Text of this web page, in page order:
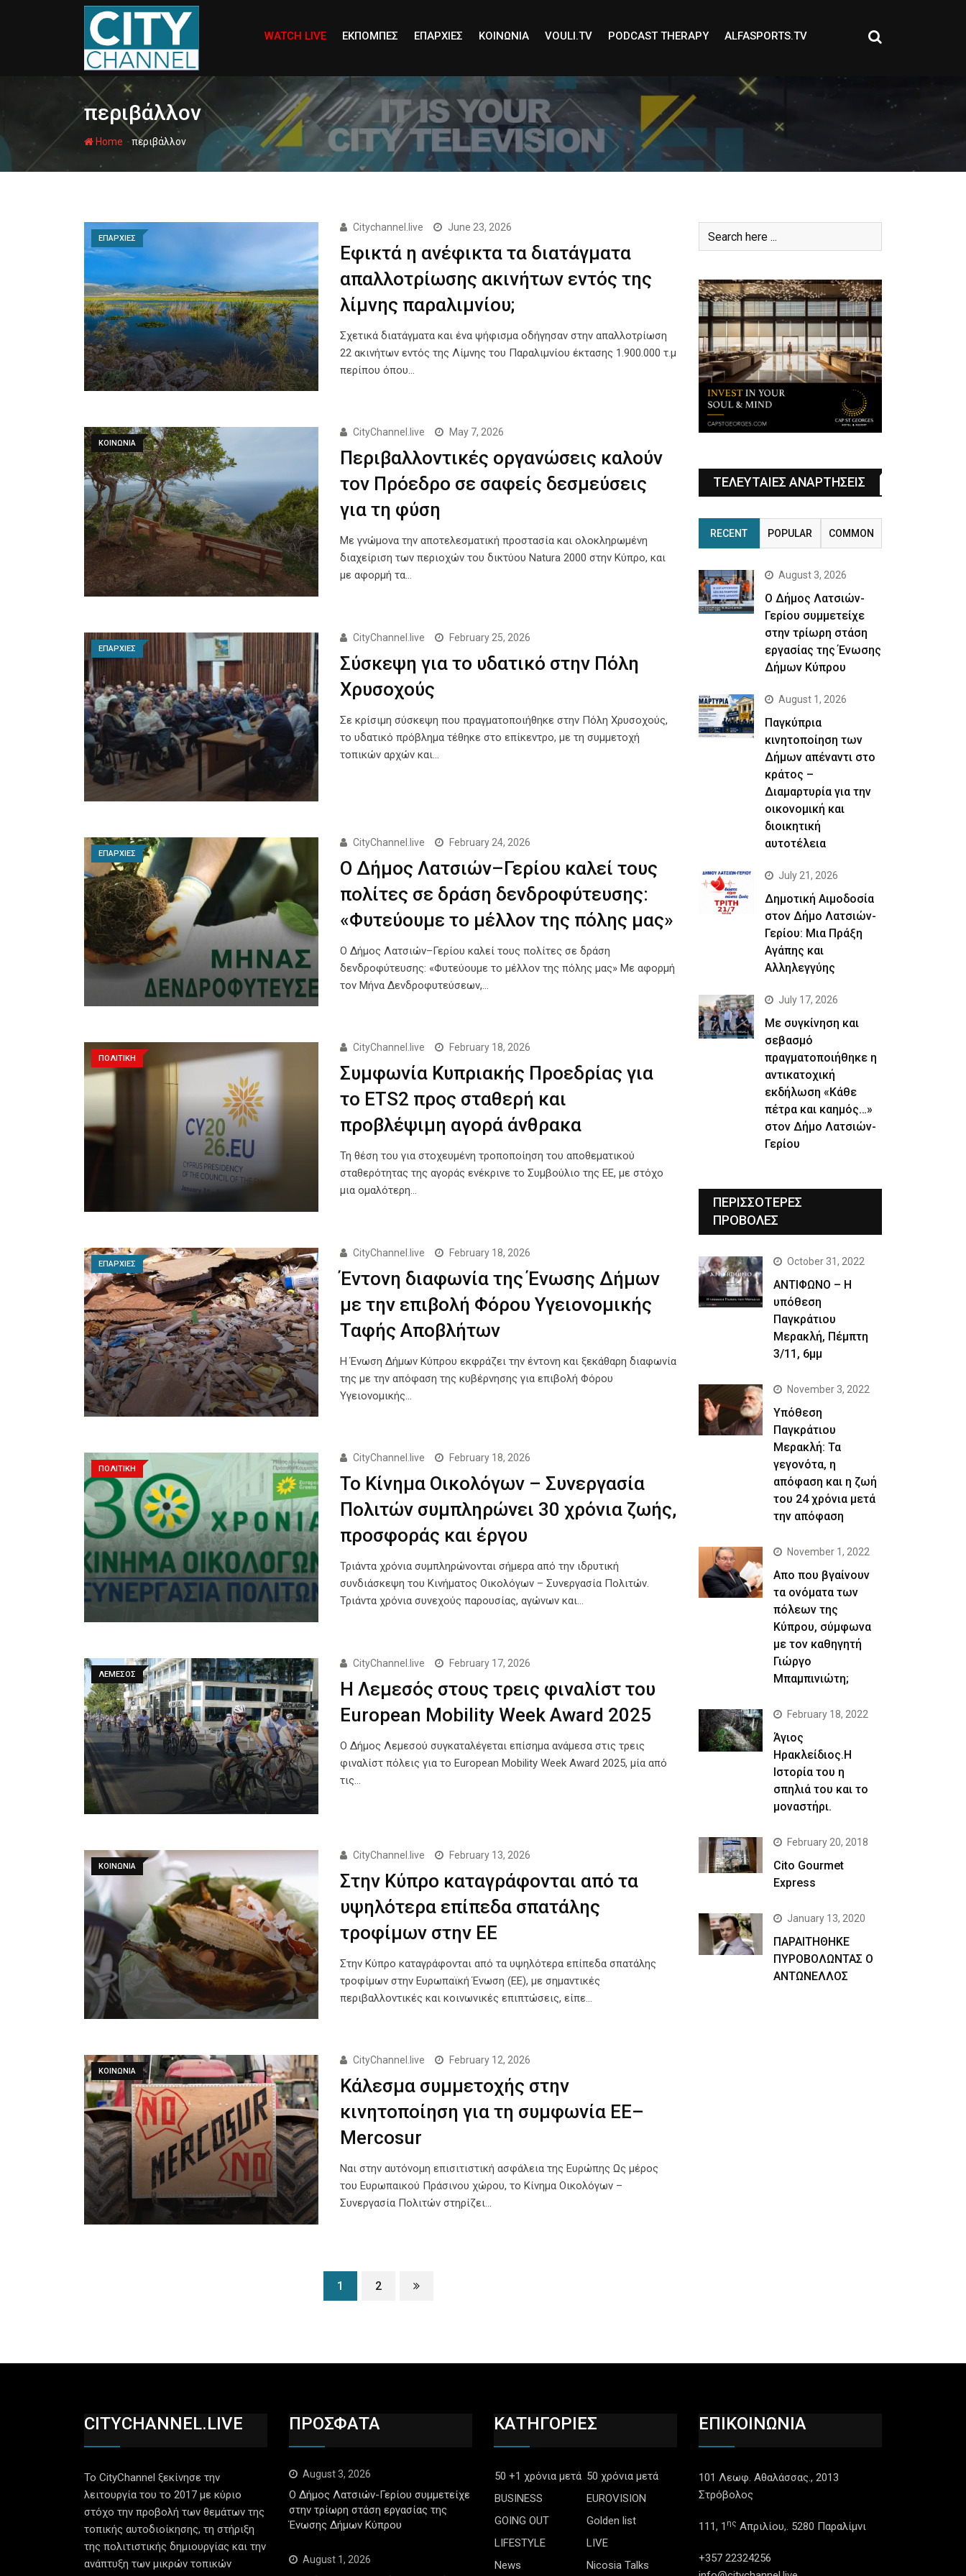
WATCH LIVE ΕΚΠΟΜΠΕΣ ΕΠΑΡΧΙΕΣ ΚΟΙΝΩΝΙΑ VOULI.TV PODCAST THERAPY ALFASPORTS.TV
περιβάλλον
Home -περιβάλλον
ΕΠΑΡΧΙΕΣ
Citychannel.live June 23, 2026
Εφικτά η ανέφικτα τα διατάγματα
απαλλοτρίωσης ακινήτων εντός της
λίμνης παραλιμνίου;
Σχετικά διατάγματα και ένα ψήφισμα οδήγησαν στην απαλλοτρίωση
22 ακινήτων εντός της Λίμνης του Παραλιμνίου έκτασης 1.900.000 τ.μ
περίπου όπου…
ΚΟΙΝΩΝΙΑ
CityChannel.live May 7, 2026
Περιβαλλοντικές οργανώσεις καλούν
τον Πρόεδρο σε σαφείς δεσμεύσεις
για τη φύση
Με γνώμονα την αποτελεσματική προστασία και ολοκληρωμένη
διαχείριση των περιοχών του δικτύου Natura 2000 στην Κύπρο, και
με αφορμή τα…
ΕΠΑΡΧΙΕΣ
CityChannel.live February 25, 2026
Σύσκεψη για το υδατικό στην Πόλη
Χρυσοχούς
Σε κρίσιμη σύσκεψη που πραγματοποιήθηκε στην Πόλη Χρυσοχούς,
το υδατικό πρόβλημα τέθηκε στο επίκεντρο, με τη συμμετοχή
τοπικών αρχών και…
ΕΠΑΡΧΙΕΣ
CityChannel.live February 24, 2026
Ο Δήμος Λατσιών–Γερίου καλεί τους
πολίτες σε δράση δενδροφύτευσης:
«Φυτεύουμε το μέλλον της πόλης μας»
Ο Δήμος Λατσιών–Γερίου καλεί τους πολίτες σε δράση
δενδροφύτευσης: «Φυτεύουμε το μέλλον της πόλης μας» Με αφορμή
τον Μήνα Δενδροφυτεύσεων,…
ΠΟΛΙΤΙΚΗ
CityChannel.live February 18, 2026
Συμφωνία Κυπριακής Προεδρίας για
το ETS2 προς σταθερή και
προβλέψιμη αγορά άνθρακα
Τη θέση του για στοχευμένη τροποποίηση του αποθεματικού
σταθερότητας της αγοράς ενέκρινε το Συμβούλιο της ΕΕ, με στόχο
μια ομαλότερη…
ΕΠΑΡΧΙΕΣ
CityChannel.live February 18, 2026
Έντονη διαφωνία της Ένωσης Δήμων
με την επιβολή Φόρου Υγειονομικής
Ταφής Αποβλήτων
Η Ένωση Δήμων Κύπρου εκφράζει την έντονη και ξεκάθαρη διαφωνία
της με την απόφαση της κυβέρνησης για επιβολή Φόρου
Υγειονομικής…
ΠΟΛΙΤΙΚΗ
CityChannel.live February 18, 2026
To Κίνημα Οικολόγων – Συνεργασία
Πολιτών συμπληρώνει 30 χρόνια ζωής,
προσφοράς και έργου
Τριάντα χρόνια συμπληρώνονται σήμερα από την ιδρυτική
συνδιάσκεψη του Κινήματος Οικολόγων – Συνεργασία Πολιτών.
Τριάντα χρόνια συνεχούς παρουσίας, αγώνων και…
ΛΕΜΕΣΟΣ
CityChannel.live February 17, 2026
Η Λεμεσός στους τρεις φιναλίστ του
European Mobility Week Award 2025
Ο Δήμος Λεμεσού συγκαταλέγεται επίσημα ανάμεσα στις τρεις
φιναλίστ πόλεις για το European Mobility Week Award 2025, μία από
τις…
ΚΟΙΝΩΝΙΑ
CityChannel.live February 13, 2026
Στην Κύπρο καταγράφονται από τα
υψηλότερα επίπεδα σπατάλης
τροφίμων στην ΕΕ
Στην Κύπρο καταγράφονται από τα υψηλότερα επίπεδα σπατάλης
τροφίμων στην Ευρωπαϊκή Ένωση (ΕΕ), με σημαντικές
περιβαλλοντικές και κοινωνικές επιπτώσεις, είπε…
ΚΟΙΝΩΝΙΑ
CityChannel.live February 12, 2026
Κάλεσμα συμμετοχής στην
κινητοποίηση για τη συμφωνία ΕΕ–
Mercosur
Ναι στην αυτόνομη επισιτιστική ασφάλεια της Ευρώπης Ως μέρος
του Ευρωπαικού Πράσινου χώρου, το Κίνημα Οικολόγων –
Συνεργασία Πολιτών στηρίζει…
1 2
ΤΕΛΕΥΤΑΙΕΣ ΑΝΑΡΤΗΣΕΙΣ
RECENT POPULAR COMMON
August 3, 2026
Ο Δήμος Λατσιών-
Γερίου συμμετείχε
στην τρίωρη στάση
εργασίας της Ένωσης
Δήμων Κύπρου
August 1, 2026
Παγκύπρια
κινητοποίηση των
Δήμων απέναντι στο
κράτος –
Διαμαρτυρία για την
οικονομική και
διοικητική
αυτοτέλεια
July 21, 2026
Δημοτική Αιμοδοσία
στον Δήμο Λατσιών-
Γερίου: Μια Πράξη
Αγάπης και
Αλληλεγγύης
July 17, 2026
Με συγκίνηση και
σεβασμό
πραγματοποιήθηκε η
αντικατοχική
εκδήλωση «Κάθε
πέτρα και καημός…»
στον Δήμο Λατσιών-
Γερίου
ΠΕΡΙΣΣΟΤΕΡΕΣ
ΠΡΟΒΟΛΕΣ
October 31, 2022
ΑΝΤΙΦΩΝΟ – Η
υπόθεση
Παγκράτιου
Μερακλή, Πέμπτη
3/11, 6μμ
November 3, 2022
Yπόθεση
Παγκράτιου
Μερακλή: Τα
γεγονότα, η
απόφαση και η ζωή
του 24 χρόνια μετά
την απόφαση
November 1, 2022
Απο που βγαίνουν
τα ονόματα των
πόλεων της
Κύπρου, σύμφωνα
με τον καθηγητή
Γιώργο
Μπαμπινιώτη;
February 18, 2022
Άγιος
Ηρακλείδιος.Η
Ιστορία του η
σπηλιά του και το
μοναστήρι.
February 20, 2018
Cito Gourmet
Express
January 13, 2020
ΠΑΡΑΙΤΗΘΗΚΕ
ΠΥΡΟΒΟΛΩΝΤΑΣ Ο
ΑΝΤΩΝΕΛΛΟΣ
CITYCHANNEL.LIVE
Το CityChannel ξεκίνησε την
λειτουργία του το 2017 με κύριο
στόχο την προβολή των θεμάτων της
τοπικής αυτοδιοίκησης, τη στήριξη
της πολιτιστικής δημιουργίας και την
ανάπτυξη των μικρών τοπικών
ΠΡΟΣΦΑΤΑ
August 3, 2026
Ο Δήμος Λατσιών-Γερίου συμμετείχε
στην τρίωρη στάση εργασίας της
Ένωσης Δήμων Κύπρου
August 1, 2026
ΚΑΤΗΓΟΡΙΕΣ
50 +1 χρόνια μετά 50 χρόνια μετά
BUSINESS
EUROVISION
GOING OUT
Golden list
LIFESTYLE
LIVE
News
Nicosia Talks
ΕΠΙΚΟΙΝΩΝΙΑ
101 Λεωφ. Αθαλάσσας., 2013
Στρόβολος
111, 1 ης Απριλίου,. 5280 Παραλίμνι
+357 22324256